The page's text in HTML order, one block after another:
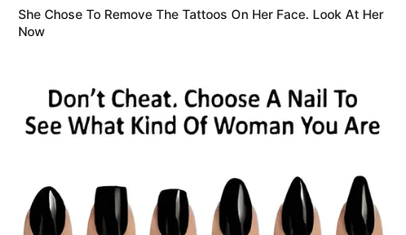
She Chose To Remove The Tattoos On Her Face. Look At Her
Now